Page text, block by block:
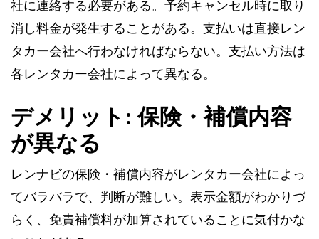
社に連絡する必要がある。予約キャンセル時に取り
消し料金が発生することがある。支払いは直接レン
タカー会社へ行わなければならない。支払い方法は
各レンタカー会社によって異なる。
デメリット: 保険・補償内容
が異なる
レンナビの保険・補償内容がレンタカー会社によっ
てバラバラで、判断が難しい。表示金額がわかりづ
らく、免責補償料が加算されていることに気付かな